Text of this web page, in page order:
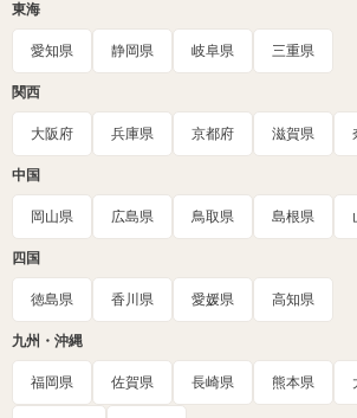
東海
愛知県 静岡県 岐阜県 三重県
関西
大阪府 兵庫県 京都府 滋賀県
中国
岡山県 広島県 鳥取県 島根県
四国
徳島県 香川県 愛媛県 高知県
九州・沖縄
福岡県 佐賀県 長崎県 熊本県